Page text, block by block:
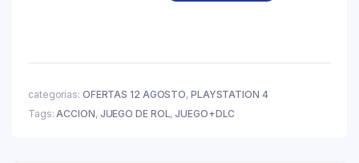
categorías: OFERTAS 12 AGOSTO, PLAYSTATION 4
Tags: ACCION, JUEGO DE ROL,JUEGO+DLC